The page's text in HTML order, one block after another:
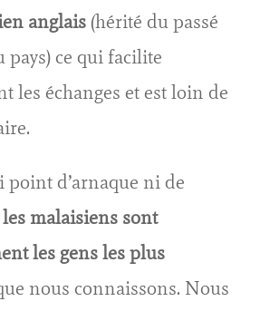
anglais(hérité du passé
pays) ce qui facilite
les échanges et est loin de
point d’arnaque ni de
les malaisiens sont
les gens les plus
nous connaissons. Nous